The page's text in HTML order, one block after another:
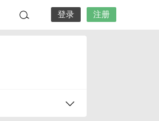
登录 注册